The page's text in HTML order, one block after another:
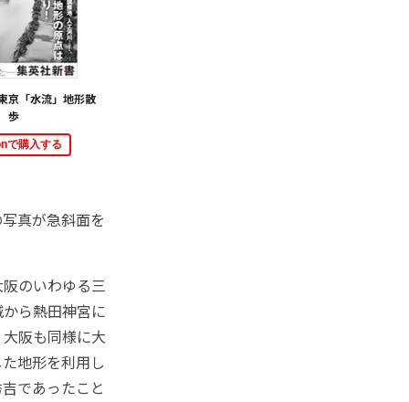
京「水流」地形散
歩
で購入する
真が急斜面を
のいわゆる三
ら熱田神宮に
阪も同様に大
地形を利用し
であったこと